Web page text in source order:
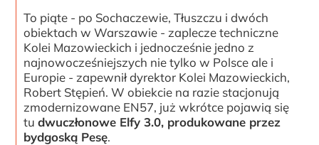
To piąte - po Sochaczewie, Tłuszczu i dwóch
obiektach w Warszawie - zaplecze techniczne
Kolei Mazowieckich i jednocześnie jedno z
najnowocześniejszych nie tylko w Polsce ale i
Europie - zapewnił dyrektor Kolei Mazowieckich,
Robert Stępień. W obiekcie na razie stacjonują
zmodernizowane EN57, już wkrótce pojawią się
tudwuczłonowe Elfy 3.0, produkowane przez
bydgoską Pesę.